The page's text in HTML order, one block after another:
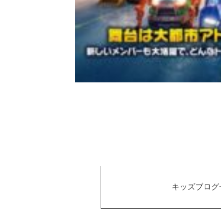
キッズブログ